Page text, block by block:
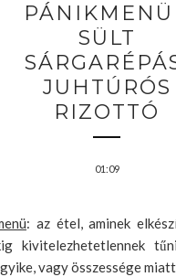
SÜLT
JUHTÚRÓS
RIZOTTÓ
01:09
: az étel, aminek
kivitelezhetetlennek
vagy összessége